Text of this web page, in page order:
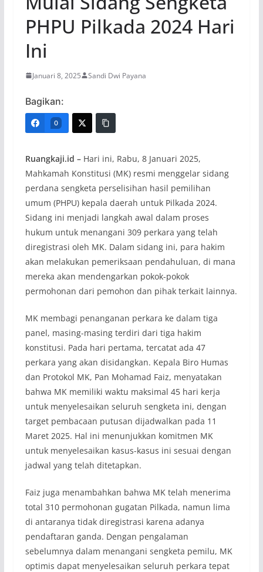
PHPU Pilkada 2024 Hari
Ini
Januari 8, 2025 Sandi Dwi Payana
Bagikan:
0
Ruangkaji.id –Hari ini, Rabu, 8 Januari 2025,
Mahkamah Konstitusi (MK) resmi menggelar sidang
perdana sengketa perselisihan hasil pemilihan
umum (PHPU) kepala daerah untuk Pilkada 2024.
Sidang ini menjadi langkah awal dalam proses
hukum untuk menangani 309 perkara yang telah
diregistrasi oleh MK. Dalam sidang ini, para hakim
akan melakukan pemeriksaan pendahuluan, di mana
mereka akan mendengarkan pokok-pokok
permohonan dari pemohon dan pihak terkait lainnya.
MK membagi penanganan perkara ke dalam tiga
panel, masing-masing terdiri dari tiga hakim
konstitusi. Pada hari pertama, tercatat ada 47
perkara yang akan disidangkan. Kepala Biro Humas
dan Protokol MK, Pan Mohamad Faiz, menyatakan
bahwa MK memiliki waktu maksimal 45 hari kerja
untuk menyelesaikan seluruh sengketa ini, dengan
target pembacaan putusan dijadwalkan pada 11
Maret 2025. Hal ini menunjukkan komitmen MK
untuk menyelesaikan kasus-kasus ini sesuai dengan
jadwal yang telah ditetapkan.
Faiz juga menambahkan bahwa MK telah menerima
total 310 permohonan gugatan Pilkada, namun lima
di antaranya tidak diregistrasi karena adanya
pendaftaran ganda. Dengan pengalaman
sebelumnya dalam menangani sengketa pemilu, MK
optimis dapat menyelesaikan seluruh perkara tepat